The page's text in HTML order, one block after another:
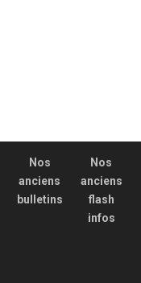
Nos
anciens
bulletins
Nos
anciens
flash
infos